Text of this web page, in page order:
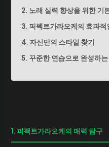
2. 노래 실력 향상을 위한 기
3. 퍼펙트가라오케의 효과적
4. 자신만의 스타일 찾기
5. 꾸준한 연습으로 완성하
1. 퍼펙트가라오케의 매력 탐구